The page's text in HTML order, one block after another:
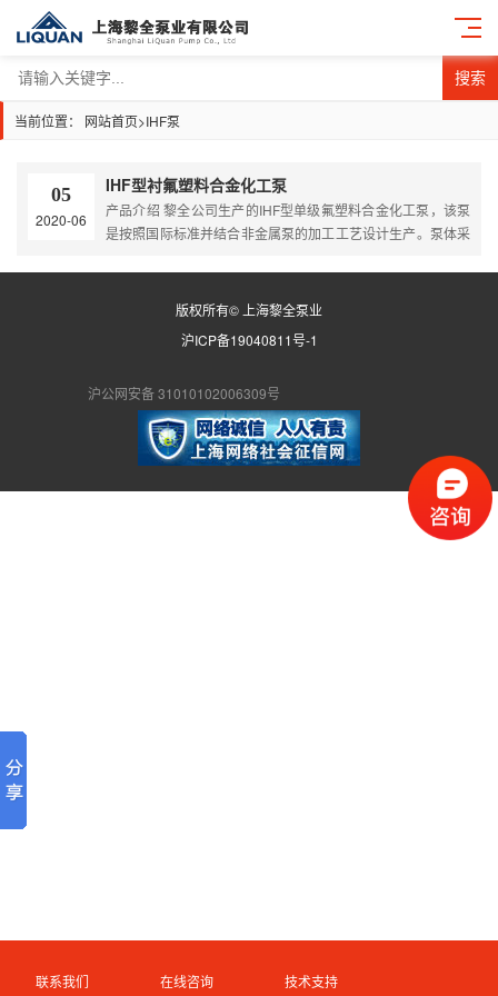
搜索
当前位置： 网站首页>IHF泵
05
2020-06
IHF型衬氟塑料合金化工泵
产品介绍 黎全公司生产的IHF型单级氟塑料合金化工泵，该泵
是按照国际标准并结合非金属泵的加工工艺设计生产。泵体采
材料，进出口均采用铸钢体加固。 产品原理 IHF单级单吸式
合非金属泵的工艺设计制造。 泵体采用金属外壳内衬聚…
版权所有© 上海黎全泵业
沪ICP备19040811号-1
沪公网安备 31010102006309号
联系我们 在线咨询 技术支持